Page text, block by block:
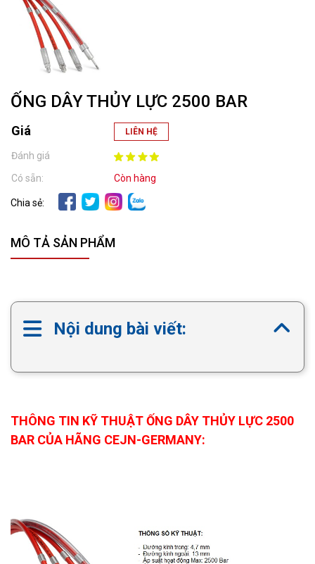
ỐNG DÂY THỦY LỰC 2500 BAR
Giá LIÊN HỆ
Đánh giá
Có sẵn:
Còn hàng
Chia sẻ:
MÔ TẢ SẢN PHẨM
Nội dung bài viết:
THÔNG TIN KỸ THUẬT ỐNG DÂY THỦY LỰC 2500
BAR CỦA HÃNG CEJN-GERMANY: